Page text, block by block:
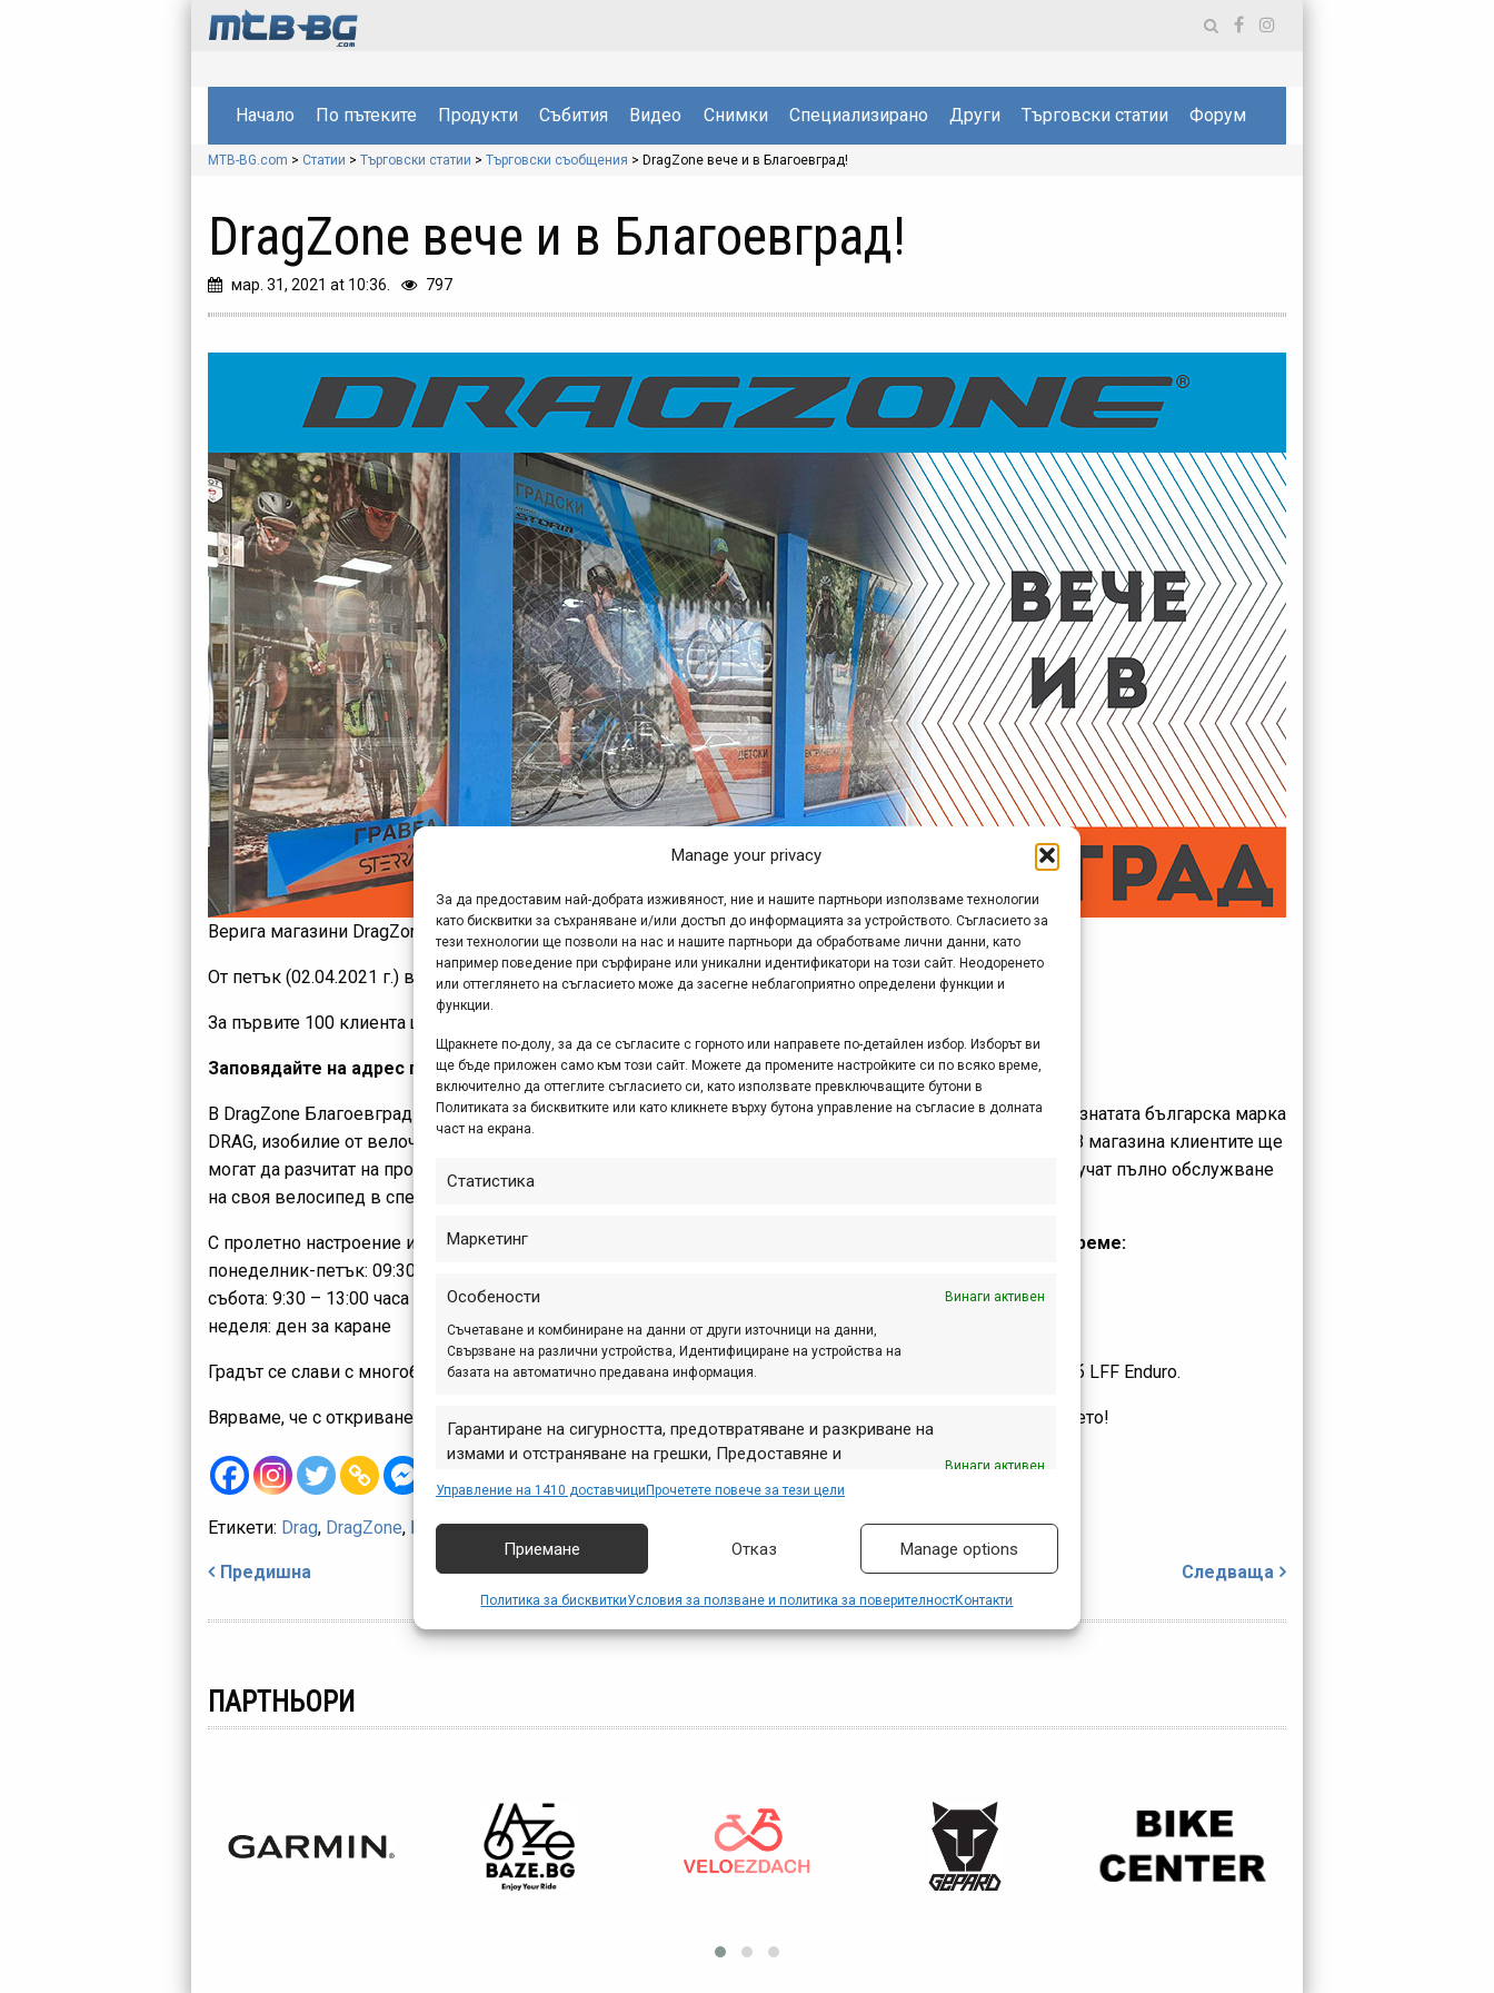
Manage your privacy
За да предоставим най-добрата изживяност, ние и нашите партньори използваме технологии
като бисквитки за съхраняване и/или достъп до информацията за устройството. Съгласието за
тези технологии ще позволи на нас и нашите партньори да обработваме лични данни, като
например поведение при сърфиране или уникални идентификатори на този сайт. Неодоренето
или оттеглянето на съгласието може да засегне неблагоприятно определени функции и
функции.
Щракнете по-долу, за да се съгласите с горното или направете по-детайлен избор. Изборът ви
ще бъде приложен само към този сайт. Можете да промените настройките си по всяко време,
включително да оттеглите съгласието си, като използвате превключващите бутони в
Политиката за бисквитките или като кликнете върху бутона управление на съгласие в долната
част на екрана.
Статистика
Маркетинг
Особености Винаги активен
Съчетаване и комбиниране на данни от други източници на данни,
Свързване на различни устройства, Идентифициране на устройства на
базата на автоматично предавана информация.
Гарантиране на сигурността, предотвратяване и разкриване на
измами и отстраняване на грешки, Предоставяне и
съобщаване на избори за поверителност.
Винаги активен
Управление на 1410 доставчици Прочетете повече за тези цели
Приемане Отказ Manage options
Политика за бисквиткиУсловия за ползване и политика за поверителностКонтакти
Начало По пътеките Продукти Събития Видео Снимки Специализирано Други Търговски статии Форум
MTB-BG.com > Статии > Търговски статии > Търговски съобщения > DragZone вече и в Благоевград!
DragZone вече и в Благоевград!
мар. 31, 2021 at 10:36. 797
Верига магазини DragZone отваря нов обект за феновете си на комуникативно място в гр. Благоевград!
От петък (02.04.2021 г.) в 14:00 ч. магазинът ще започне работа с клиенти.
За първите 100 клиента ще има специален подарък!
Заповядайте на адрес гр. Благоевград, бул. „Св. Св. Кирил и Методий“ № 25.
В DragZone Благоевград ще намерите всичко за колоезденето на едно място – велосипеди на добре познатата българска марка
DRAG, изобилие от велочасти на водещи производители, аксесоари и професионална велоекипировка. В магазина клиентите ще
могат да разчитат на професионален съвет от запаления колоездач – колегата ни Боби – както и да получат пълно обслужване
на своя велосипед в специализирания сервиз.
С пролетно настроение и готовност за сезона DragZone Благоевград ви очаква със следното
работно време:
понеделник-петък: 09:30 – 18:00 часа
събота: 9:30 – 13:00 часа
неделя: ден за каране
Градът се слави с многобройната си мрежа от пътеки и атрактивен пъмптрак, изградени от местния клуб LFF Enduro.
Вярваме, че с откриването на новия магазин ще удовлетворим желанията на любителите на колоезденето!
Етикети: Drag, DragZone, Благоевград,магазин,откриване
Навигация
Предишна Следваща
ПАРТНЬОРИ